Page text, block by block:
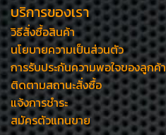
บริการของเรา
วิธีสั่งซื้อสินค้า
นโยบายความเป็นส่วนตัว
การรับประกันความพอใจของลูกค้า
ติดตามสถานะสั่งซื้อ
แจ้งการชำระ
สมัครตัวแทนขาย